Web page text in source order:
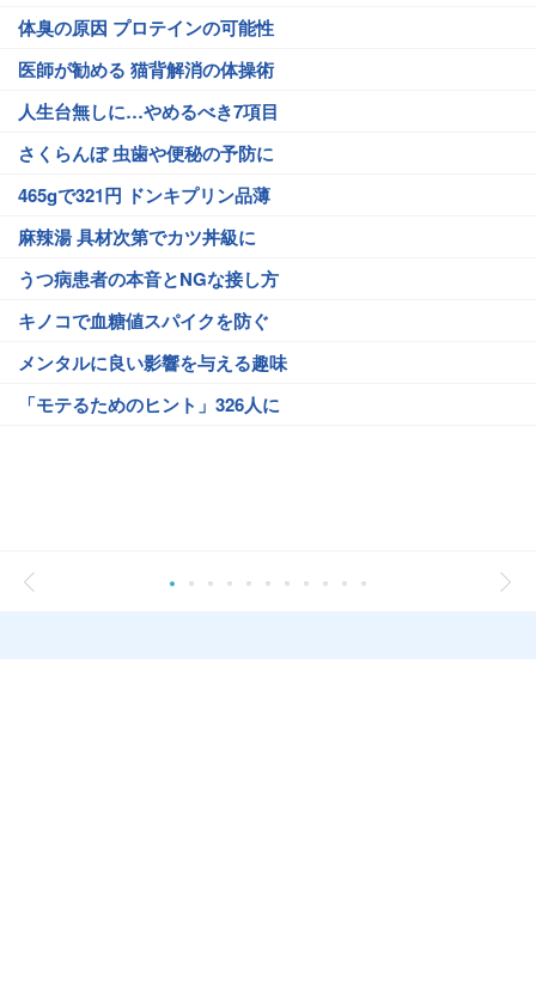
体臭の原因 プロテインの可能性
医師が勧める 猫背解消の体操術
人生台無しに…やめるべき7項目
さくらんぼ 虫歯や便秘の予防に
465gで321円 ドンキプリン品薄
麻辣湯 具材次第でカツ丼級に
うつ病患者の本音とNGな接し方
キノコで血糖値スパイクを防ぐ
メンタルに良い影響を与える趣味
「モテるためのヒント」326人に